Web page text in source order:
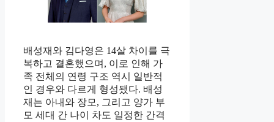
배성재와 김다영은 14살 차이를 극
복하고 결혼했으며, 이로 인해 가
족 전체의 연령 구조 역시 일반적
인 경우와 다르게 형성됐다. 배성
재는 아내와 장모, 그리고 양가 부
모 세대 간 나이 차도 일정한 간격